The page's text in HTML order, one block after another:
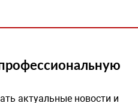
актуальные новости и